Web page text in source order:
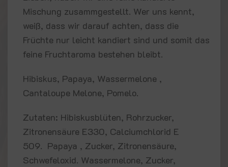
Mischung zusammgestellt. Wer uns kennt,
weiß, dass wir darauf achten, dass die
Früchte nur leicht kandiert sind und somit das
feine Fruchtaroma bestehen bleibt.
Hibiskus, Papaya, Wassermelone ,
Cantaloupe Melone, Pomelo.
Zutaten: Hibiskusblüten, Rohrzucker,
Zitronensäure E330, Calciumchlorid E
509. Papaya , Zucker, Zitronensäure,
Schwefeloxid. Wassermelone, Zucker,